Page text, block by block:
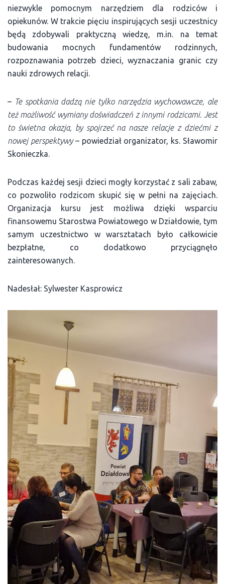
niezwykle pomocnym narzędziem dla rodziców i
opiekunów. W trakcie pięciu inspirujących sesji uczestnicy
będą zdobywali praktyczną wiedzę, m.in. na temat
budowania mocnych fundamentów rodzinnych,
rozpoznawania potrzeb dzieci, wyznaczania granic czy
nauki zdrowych relacji.
– Te spotkania dadzą nie tylko narzędzia wychowawcze, ale
też możliwość wymiany doświadczeń z innymi rodzicami. Jest
to świetna okazja, by spojrzeć na nasze relacje z dziećmi z
nowej perspektywy– powiedział organizator, ks. Sławomir
Skonieczka.
Podczas każdej sesji dzieci mogły korzystać z sali zabaw,
co pozwoliło rodzicom skupić się w pełni na zajęciach.
Organizacja kursu jest możliwa dzięki wsparciu
finansowemu Starostwa Powiatowego w Działdowie, tym
samym uczestnictwo w warsztatach było całkowicie
bezpłatne, co dodatkowo przyciągnęło
zainteresowanych.
Nadesłał: Sylwester Kasprowicz